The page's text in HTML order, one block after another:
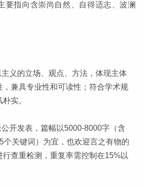
要指向含崇尚自然、自得适志、波澜
义的立场、观点、方法，体现主体
，兼具专业性和可读性；符合学术规
实。
开发表，篇幅以5000-8000字（含
个关键词）为宜，也欢迎言之有物的
查重检测，重复率需控制在15%以